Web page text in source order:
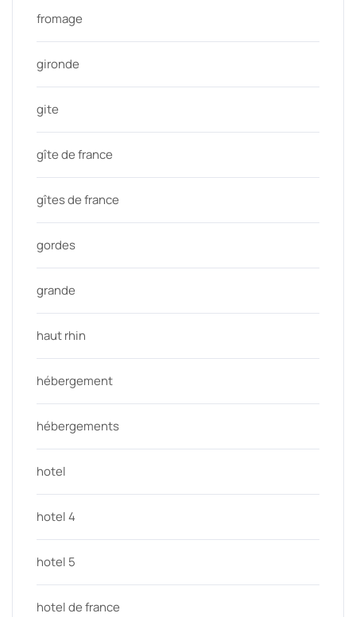
fromage
gironde
gite
gîte de france
gîtes de france
gordes
grande
haut rhin
hébergement
hébergements
hotel
hotel 4
hotel 5
hotel de france